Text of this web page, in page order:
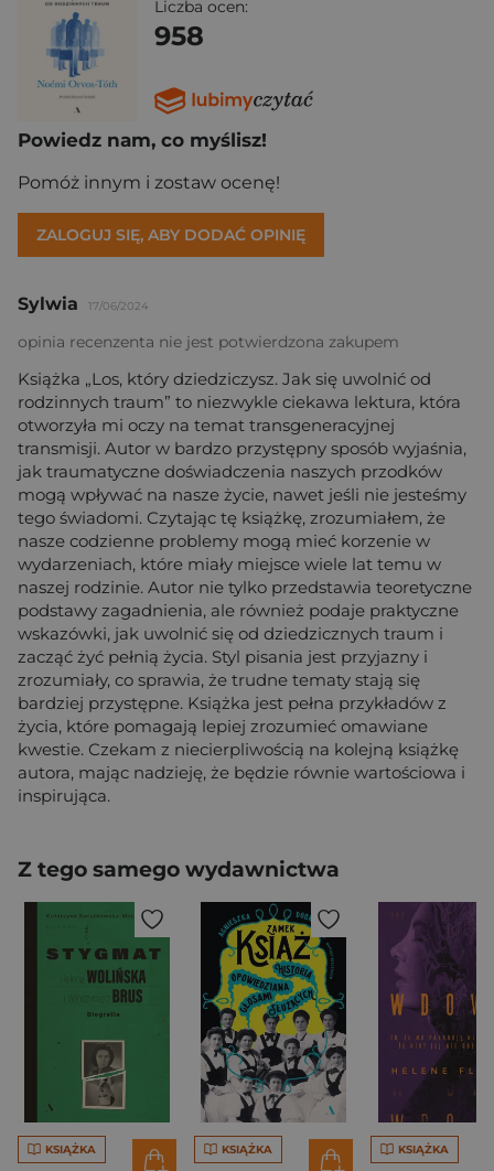
Liczba ocen:
958
Powiedz nam, co myślisz!
Pomóż innym i zostaw ocenę!
ZALOGUJ SIĘ, ABY DODAĆ OPINIĘ
Sylwia 17/06/2024
opinia recenzenta nie jest potwierdzona zakupem
Książka „Los, który dziedziczysz. Jak się uwolnić od
rodzinnych traum” to niezwykle ciekawa lektura, która
otworzyła mi oczy na temat transgeneracyjnej
transmisji. Autor w bardzo przystępny sposób wyjaśnia,
jak traumatyczne doświadczenia naszych przodków
mogą wpływać na nasze życie, nawet jeśli nie jesteśmy
tego świadomi. Czytając tę książkę, zrozumiałem, że
nasze codzienne problemy mogą mieć korzenie w
wydarzeniach, które miały miejsce wiele lat temu w
naszej rodzinie. Autor nie tylko przedstawia teoretyczne
podstawy zagadnienia, ale również podaje praktyczne
wskazówki, jak uwolnić się od dziedzicznych traum i
zacząć żyć pełnią życia. Styl pisania jest przyjazny i
zrozumiały, co sprawia, że trudne tematy stają się
bardziej przystępne. Książka jest pełna przykładów z
życia, które pomagają lepiej zrozumieć omawiane
kwestie. Czekam z niecierpliwością na kolejną książkę
autora, mając nadzieję, że będzie równie wartościowa i
inspirująca.
Z tego samego wydawnictwa
KSIĄŻKA KSIĄŻKA KSIĄŻKA